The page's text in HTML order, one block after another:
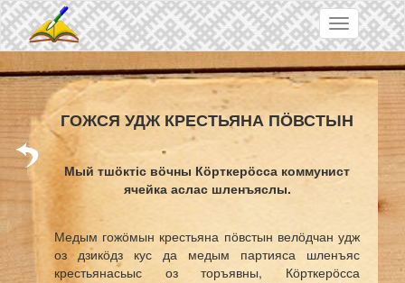
Skip to main content
Toggle
navigation
ГОЖСЯ УДЖ КРЕСТЬЯНА ПӦВСТЫН
Мый тшӧктіс вӧчны Кӧрткерӧсса коммунист
ячейка аслас шленъяслы.
Медым гожӧмын крестьяна пӧвстын велӧдчан удж
оз дзикӧдз кус да медым партияса шленъяс
крестьянасьыс оз торъявны, Кӧрткерӧсса